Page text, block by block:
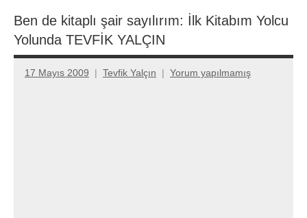
Ben de kitaplı şair sayılırım: İlk Kitabım Yolcu
Yolunda TEVFİK YALÇIN
17 Mayıs 2009 Tevfik Yalçın Yorum yapılmamış